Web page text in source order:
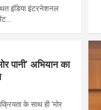
इंडिया इंटरनेशनल
पानी’ अभियान का
के साथ ही ‘मोर